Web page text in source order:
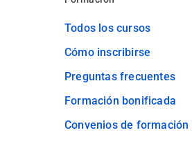
Todos los cursos
Cómo inscribirse
Preguntas frecuentes
Formación bonificada
Convenios de formación